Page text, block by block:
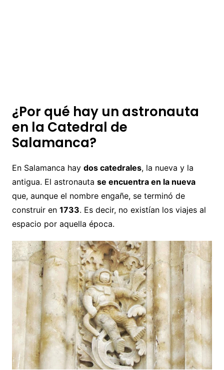
¿Por qué hay un astronauta
en la Catedral de
Salamanca?
En Salamanca hay dos catedrales, la nueva y la
antigua. El astronauta se encuentra en la nueva
que, aunque el nombre engañe, se terminó de
construir en 1733. Es decir, no existían los viajes al
espacio por aquella época.